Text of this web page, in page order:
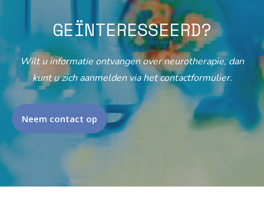
GEÏNTERESSEERD?
Wilt u informatie ontvangen over neurotherapie, dan
kunt u zich aanmelden via het contactformulier.
Neem contact op